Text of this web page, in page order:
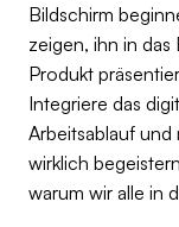
Bildschirm
zeigen, ihn in
Produkt
Integriere das
Arbeitsablauf
wirklich
warum wir alle in